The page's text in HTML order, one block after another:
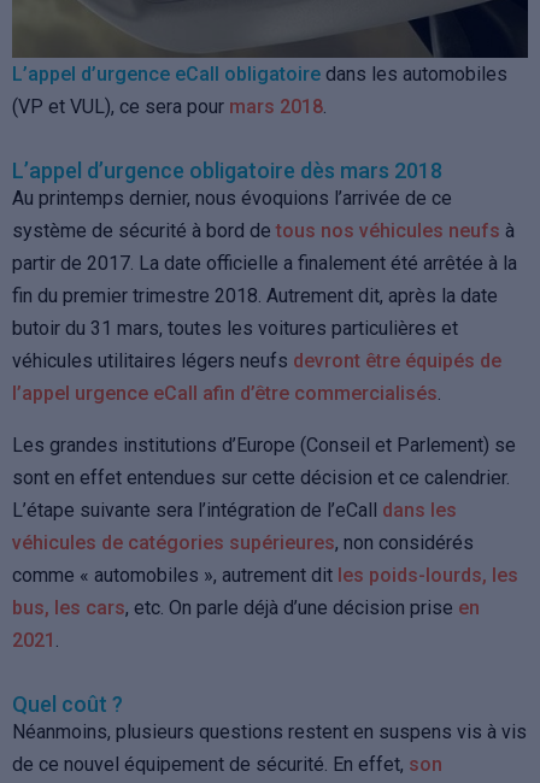
L’appel d’urgence eCall obligatoire dans les automobiles
(VP et VUL), ce sera pour mars 2018
L’appel d’urgence obligatoire dès mars 2018
Au printemps dernier, nous évoquions l’arrivée de ce
système de sécurité à bord detous nos véhicules neufs à
partir de 2017. La date officielle a finalement été arrêtée à la
fin du premier trimestre 2018. Autrement dit, après la date
butoir du 31 mars, toutes les voitures particulières et
véhicules utilitaires légers neufs devront être équipés de
l’appel urgence eCall afin d’être commercialisés
Les grandes institutions d’Europe (Conseil et Parlement) se
sont en effet entendues sur cette décision et ce calendrier.
L’étape suivante sera l’intégration de l’eCall dans les
véhicules de catégories supérieures, non considérés
comme « automobiles », autrement dit les poids-lourds, les
bus, les cars, etc. On parle déjà d’une décision prise en
2021
Quel coût ?
Néanmoins, plusieurs questions restent en suspens vis à vis
de ce nouvel équipement de sécurité. En effet, son